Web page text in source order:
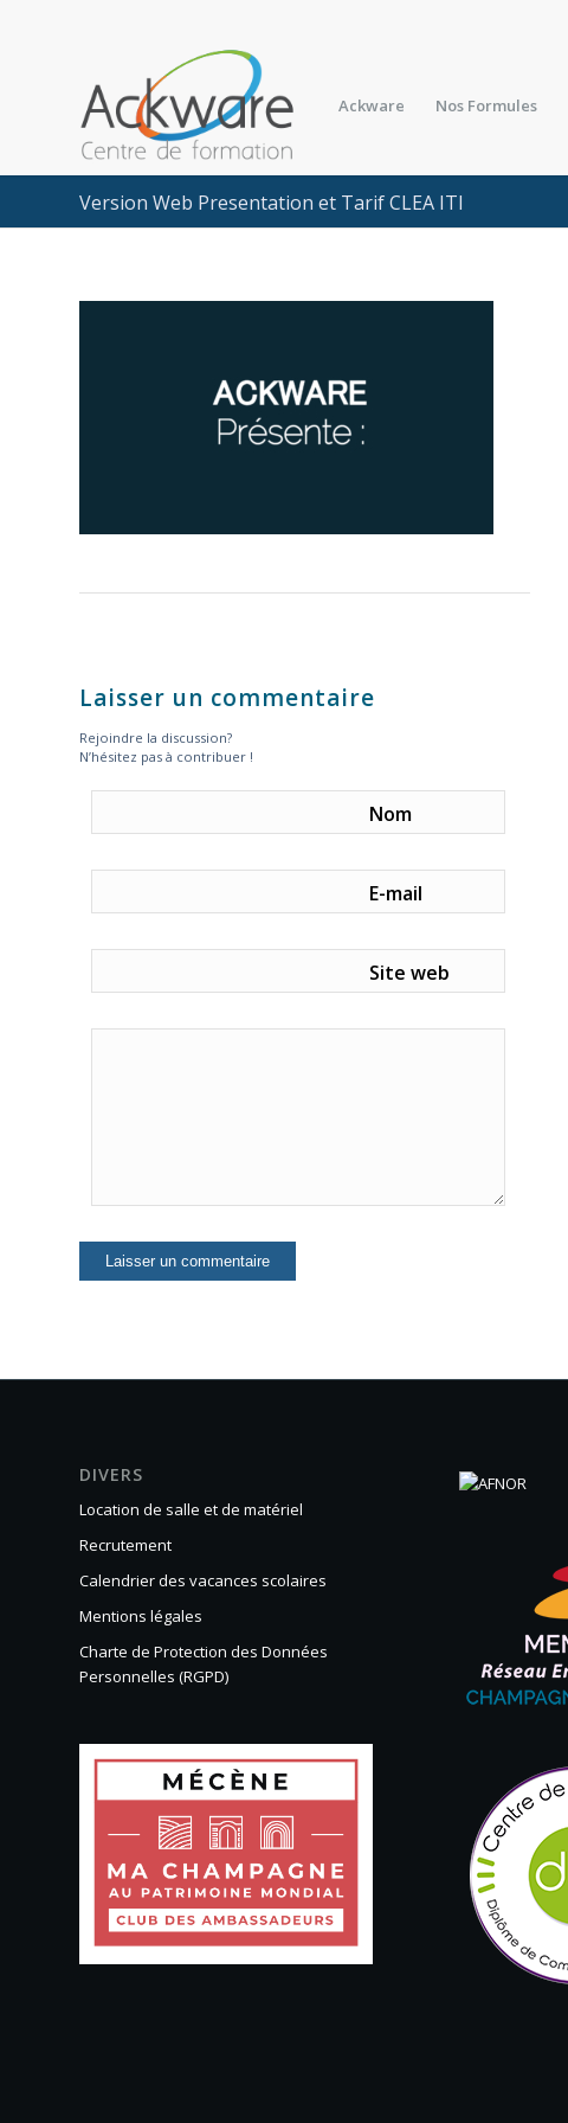
Ackware Nos Formules
Version Web Presentation et Tarif CLEA ITI
Laisser un commentaire
Rejoindre la discussion?
N’hésitez pas à contribuer !
Nom
E-mail
Site web
DIVERS
Location de salle et de matériel
Recrutement
Calendrier des vacances scolaires
Mentions légales
Charte de Protection des Données
Personnelles (RGPD)